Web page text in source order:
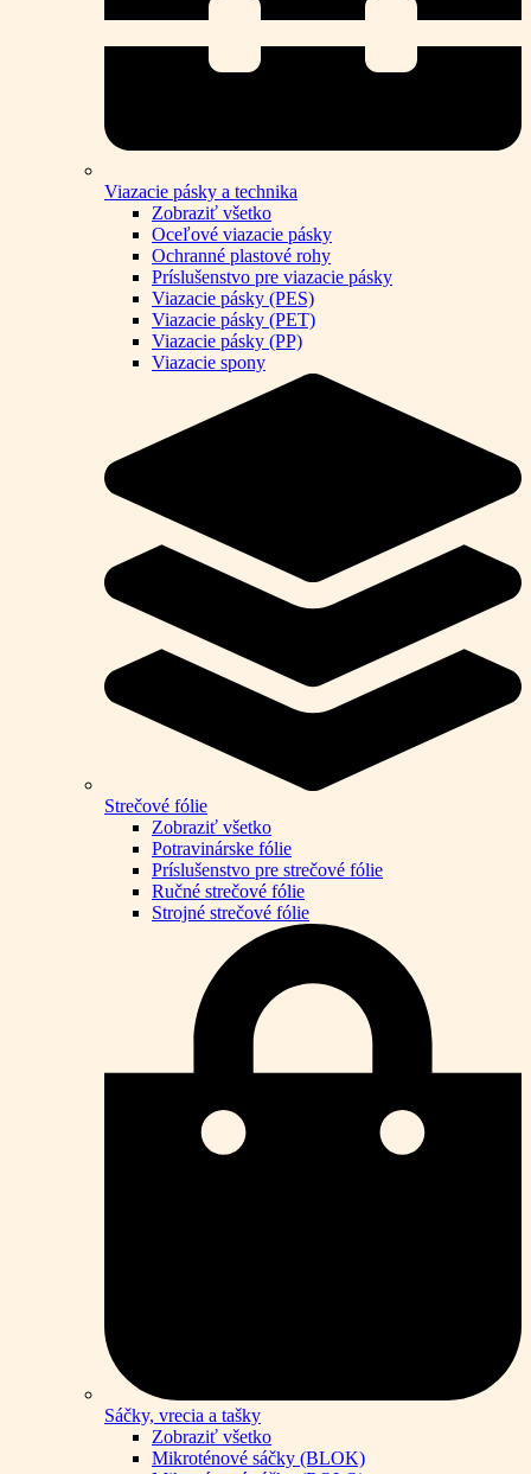
Viazacie pásky a technika
Zobraziť všetko
Oceľové viazacie pásky
Ochranné plastové rohy
Príslušenstvo pre viazacie pásky
Viazacie pásky (PES)
Viazacie pásky (PET)
Viazacie pásky (PP)
Viazacie spony
Strečové fólie
Zobraziť všetko
Potravinárske fólie
Príslušenstvo pre strečové fólie
Ručné strečové fólie
Strojné strečové fólie
Sáčky, vrecia a tašky
Zobraziť všetko
Mikroténové sáčky (BLOK)